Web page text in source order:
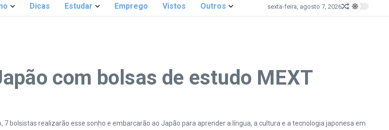
Dicas Estudar Emprego Vistos Outros sexta-feira, agosto 7, 2026
com bolsas de estudo MEXT
bolsistas realizarão esse sonho e embarcarão ao Japão para aprender a língua, a cultura e a tecnologia japonesa em